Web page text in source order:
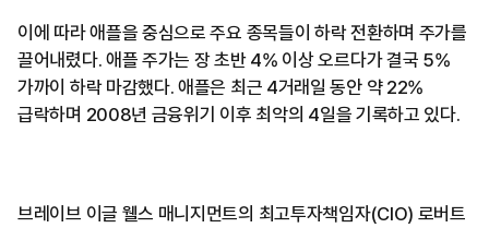
이에 따라 애플을 중심으로 주요 종목들이 하락 전환하며 주가를
끌어내렸다. 애플 주가는 장 초반 4% 이상 오르다가 결국 5%
가까이 하락 마감했다. 애플은 최근 4거래일 동안 약 22%
급락하며 2008년 금융위기 이후 최악의 4일을 기록하고 있다.
브레이브 이글 웰스 매니지먼트의 최고투자책임자(CIO) 로버트